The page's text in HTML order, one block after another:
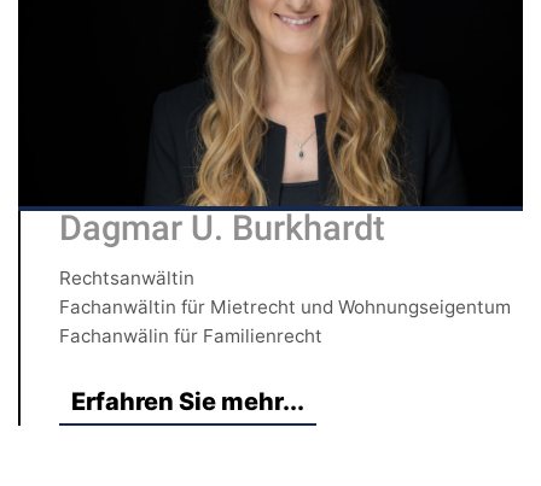
Dagmar U. Burkhardt
Rechtsanwältin
Fachanwältin für Mietrecht und Wohnungseigentum
Fachanwälin für Familienrecht
Erfahren Sie mehr...